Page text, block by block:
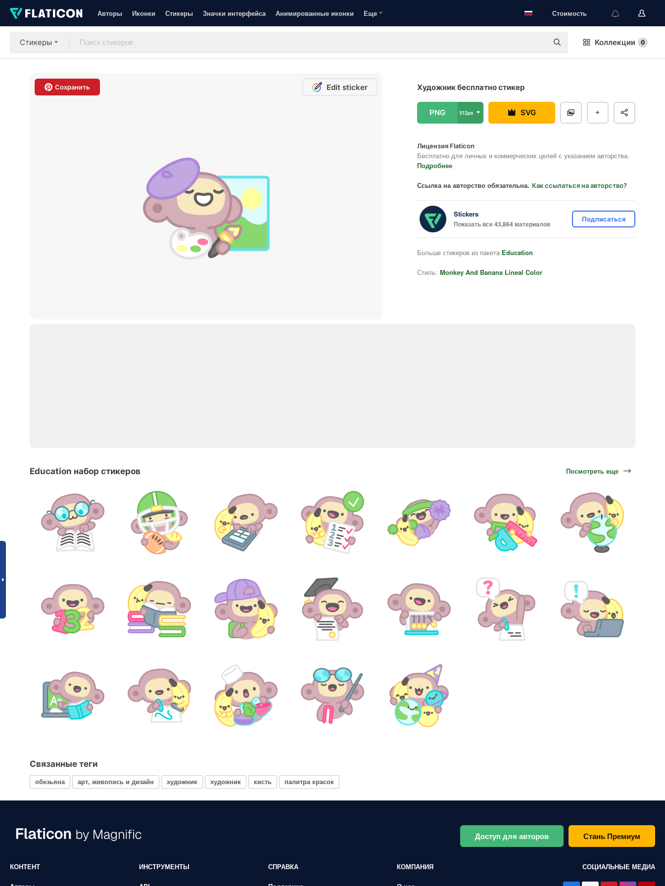
Авторы Иконки Стикеры Значки интерфейса Анимированные иконки Еще Стоимость
Стикеры Коллекции 0
Сохранить Edit sticker Художник бесплатно стикер
PNG 512px SVG
Лицензия Flaticon
Бесплатно для личных и коммерческих целей с указанием авторства.
Подробнее
Ссылка на авторство обязательна. Как ссылаться на авторство?
Stickers
Показать все 43,864 материалов
Подписаться
Больше стикеров из пакета Education
Стиль: Monkey And Banana Lineal Color
Education набор стикеров Посмотреть еще
Связанные теги
обезьяна арт, живопись и дизайн художник художник кисть палитра красок
Доступ для авторов Стань Премиум
КОНТЕНТ ИНСТРУМЕНТЫ СПРАВКА КОМПАНИЯ СОЦИАЛЬНЫЕ МЕДИА